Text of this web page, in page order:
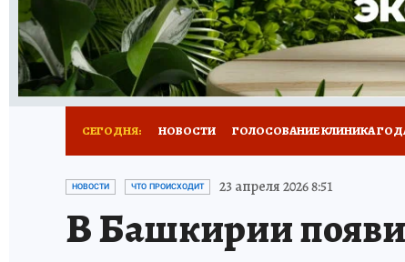
РАДИО КП РЕКЛАМА ТЕСТЫ НОВОЕ
СЕГОДНЯ: НОВОСТИ ГОЛОСОВАНИЕ КЛИНИКА ГОДА
ЗАПОВЕДНАЯ РОССИЯ ПРОИСШЕСТВИЯ
НОВОСТИ ЧТО ПРОИСХОДИТ 23 апреля 2026 8:51
В Башкирии